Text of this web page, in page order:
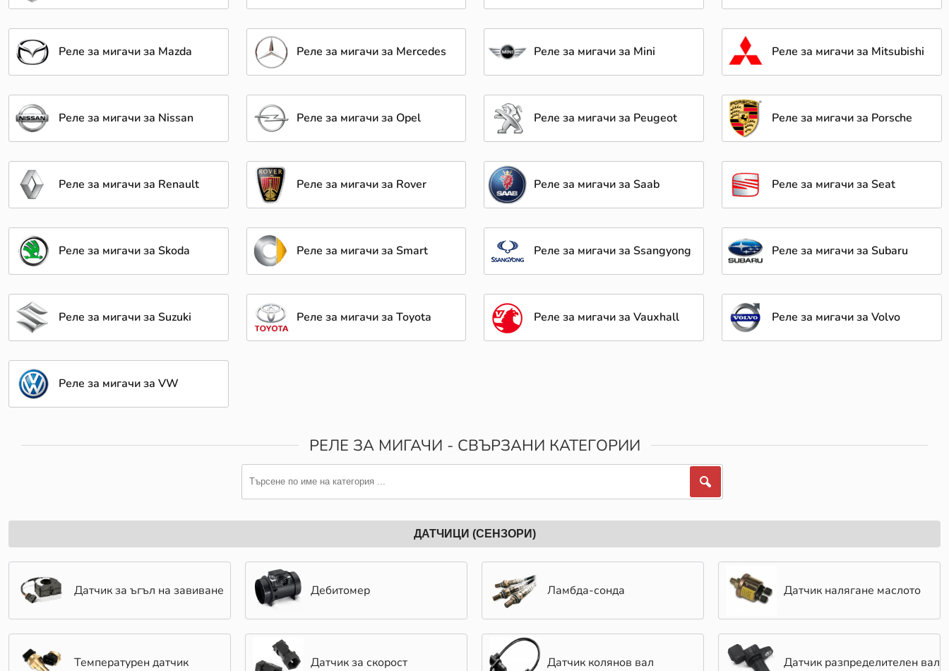
Реле за мигачи за Mazda Реле за мигачи за Mercedes Реле за мигачи за Mini Реле за мигачи за Mitsubishi
Реле за мигачи за Nissan Реле за мигачи за Opel Реле за мигачи за Peugeot Реле за мигачи за Porsche
Реле за мигачи за Renault Реле за мигачи за Rover Реле за мигачи за Saab Реле за мигачи за Seat
Реле за мигачи за Skoda Реле за мигачи за Smart Реле за мигачи за Ssangyong Реле за мигачи за Subaru
Реле за мигачи за Suzuki Реле за мигачи за Toyota Реле за мигачи за Vauxhall Реле за мигачи за Volvo
Реле за мигачи за VW
РЕЛЕ ЗА МИГАЧИ - СВЪРЗАНИ КАТЕГОРИИ
ДАТЧИЦИ (СЕНЗОРИ)
Датчик за ъгъл на завиване Дебитомер Ламбда-сонда Датчик налягане маслото
Температурен датчик Датчик за скорост Датчик колянов вал Датчик разпределителен вал